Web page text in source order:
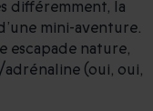
différemment, la
mini-aventure.
escapade nature,
(oui, oui,